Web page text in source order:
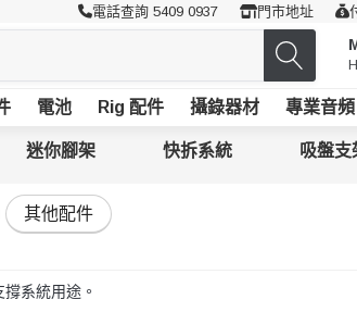
電話查詢 5409 0937 門市地址
電池 Rig 配件 攝錄器材 專業音頻
迷你腳架 快拆系統 吸盤支
其他配件
系統用途。